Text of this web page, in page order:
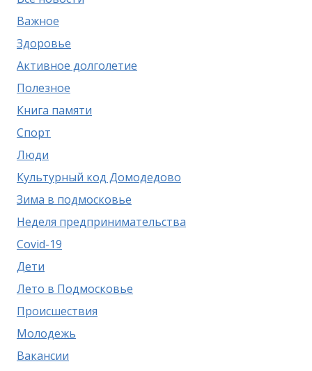
Важное
Здоровье
Активное долголетие
Полезное
Книга памяти
Спорт
Люди
Культурный код Домодедово
Зима в подмосковье
Неделя предпринимательства
Covid-19
Дети
Лето в Подмосковье
Происшествия
Молодежь
Вакансии